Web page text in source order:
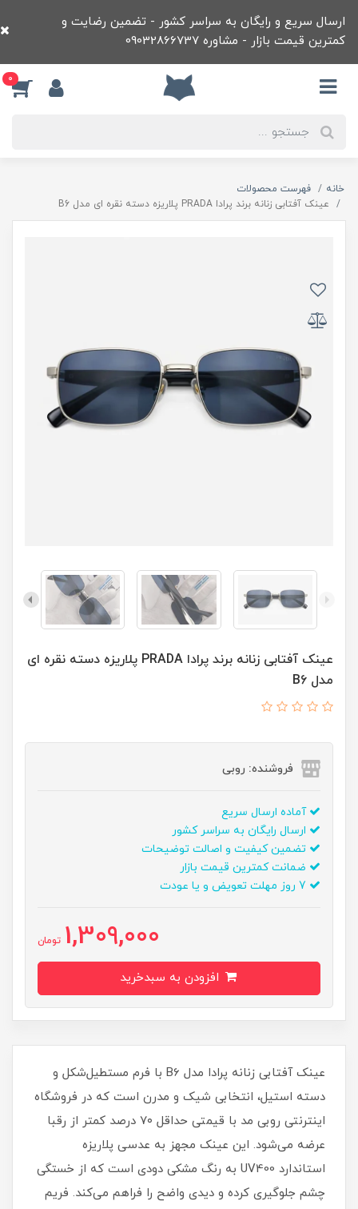
ارسال سریع و رایگان به سراسر کشور - تضمین رضایت و
کمترین قیمت بازار - مشاوره 09032866737
0
خانه
فهرست محصولات
عينک آفتابی زنانه برند پرادا PRADA پلاريزه دسته نقره ای مدل B6
عينک آفتابی زنانه برند پرادا PRADA پلاريزه دسته نقره ای
مدل B6
فروشنده: روبی
آماده ارسال سریع
ارسال رایگان به سراسر کشور
تضمین کیفیت و اصالت توضیحات
ضمانت کمترین قیمت بازار
1,309,000 تومان
عینک آفتابی زنانه پرادا مدل B6 با فرم مستطیل‌شکل و
دسته استیل، انتخابی شیک و مدرن است که در فروشگاه
اینترنتی روبی مد با قیمتی حداقل ۷۰ درصد کمتر از رقبا
عرضه می‌شود. این عینک مجهز به عدسی پلاریزه
استاندارد UV400 به رنگ مشکی دودی است که از خستگی
چشم جلوگیری کرده و دیدی واضح را فراهم می‌کند. فریم